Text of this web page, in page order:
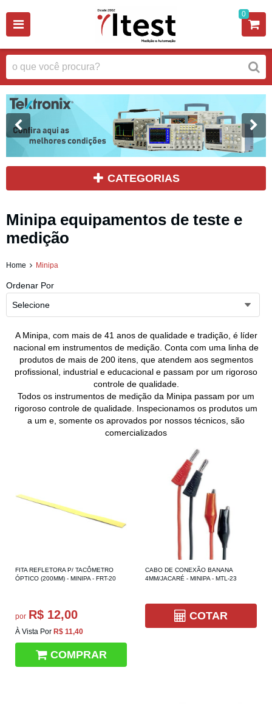
0
CATEGORIAS
Minipa equipamentos de teste e
medição
Home Minipa
Ordenar Por
Selecione
A Minipa, com mais de 41 anos de qualidade e tradição, é líder
nacional em instrumentos de medição. Conta com uma linha de
produtos de mais de 200 itens, que atendem aos segmentos
profissional, industrial e educacional e passam por um rigoroso
controle de qualidade.
Todos os instrumentos de medição da Minipa passam por um
rigoroso controle de qualidade. Inspecionamos os produtos um
a um e, somente os aprovados por nossos técnicos, são
comercializados
FITA REFLETORA P/ TACÔMETRO
ÓPTICO (200MM) - MINIPA - FRT-20
por R$ 12,00
À Vista Por R$ 11,40
COMPRAR
CABO DE CONEXÃO BANANA
4MM/JACARÉ - MINIPA - MTL-23
COTAR